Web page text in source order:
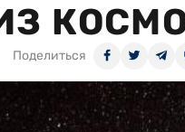
Поделиться